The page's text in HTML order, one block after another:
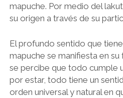
mapuche. Por medio del
su origen a través de su
El profundo sentido que
mapuche se manifiesta en
se percibe que todo cumple
por estar, todo tiene un
orden universal y natural en